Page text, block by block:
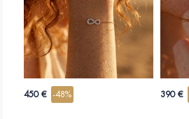
450 € -48% 390 €